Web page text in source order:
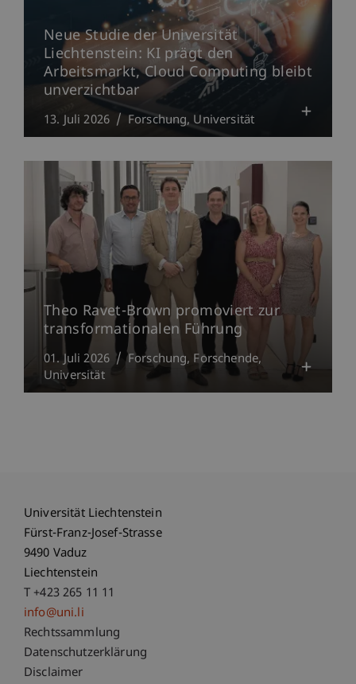
Neue Studie der Universität
Liechtenstein: KI prägt den
Arbeitsmarkt, Cloud Computing bleibt
unverzichtbar
13. Juli 2026 Forschung Universität
Theo Ravet-Brown promoviert zur
transformationalen Führung
01. Juli 2026 Forschung Forschende
Universität
Universität Liechtenstein
Fürst-Franz-Josef-Strasse
9490 Vaduz
Liechtenstein
T +423 265 11 11
info@uni.li
Fußzeile Rechtliche Hinweise
Rechtssammlung
Datenschutzerklärung
Disclaimer